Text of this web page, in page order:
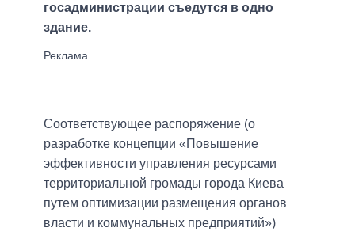
госадминистрации съедутся в одно
здание.
Соответствующее распоряжение (о
разработке концепции «Повышение
эффективности управления ресурсами
территориальной громады города Киева
путем оптимизации размещения органов
власти и коммунальных предприятий»)